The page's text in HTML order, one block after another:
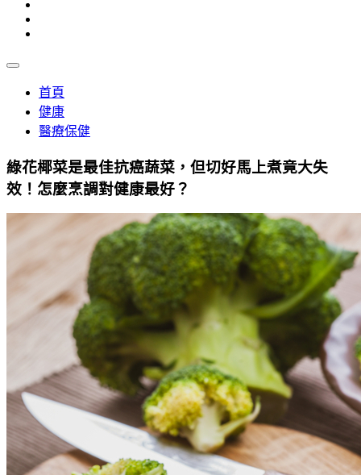
首頁
健康
醫療保健
綠花椰菜是最佳抗癌蔬菜，但切好馬上煮竟大失
效！怎麼烹調對健康最好？